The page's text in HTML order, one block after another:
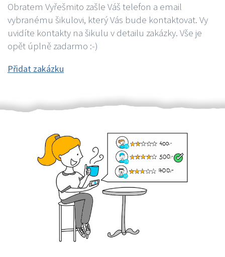
Obratem Vyřešmito zašle Váš telefon a email
vybranému šikulovi, který Vás bude kontaktovat. Vy
uvidíte kontakty na šikulu v detailu zakázky. Vše je
opět úplně zadarmo :-)
Přidat zakázku